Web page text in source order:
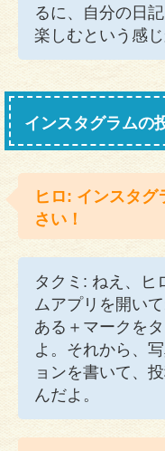
るに、自分の日
楽しむという感じ
インスタグラムの
ヒロ: インスタグ
さい！
タクミ: ねえ、ヒ
ムアプリを開い
ある＋マークを
よ。それから、
ョンを書いて、
んだよ。